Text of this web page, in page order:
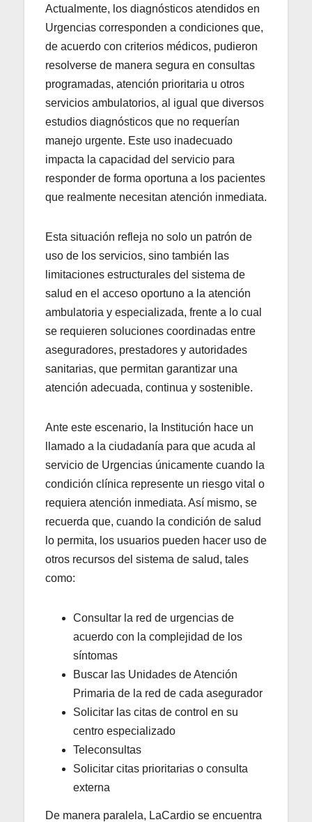
Actualmente, los diagnósticos atendidos en
Urgencias corresponden a condiciones que,
de acuerdo con criterios médicos, pudieron
resolverse de manera segura en consultas
programadas, atención prioritaria u otros
servicios ambulatorios, al igual que diversos
estudios diagnósticos que no requerían
manejo urgente. Este uso inadecuado
impacta la capacidad del servicio para
responder de forma oportuna a los pacientes
que realmente necesitan atención inmediata.
Esta situación refleja no solo un patrón de
uso de los servicios, sino también las
limitaciones estructurales del sistema de
salud en el acceso oportuno a la atención
ambulatoria y especializada, frente a lo cual
se requieren soluciones coordinadas entre
aseguradores, prestadores y autoridades
sanitarias, que permitan garantizar una
atención adecuada, continua y sostenible.
Ante este escenario, la Institución hace un
llamado a la ciudadanía para que acuda al
servicio de Urgencias únicamente cuando la
condición clínica represente un riesgo vital o
requiera atención inmediata. Así mismo, se
recuerda que, cuando la condición de salud
lo permita, los usuarios pueden hacer uso de
otros recursos del sistema de salud, tales
como:
Consultar la red de urgencias de
acuerdo con la complejidad de los
síntomas
Buscar las Unidades de Atención
Primaria de la red de cada asegurador
Solicitar las citas de control en su
centro especializado
Teleconsultas
Solicitar citas prioritarias o consulta
externa
De manera paralela, LaCardio se encuentra